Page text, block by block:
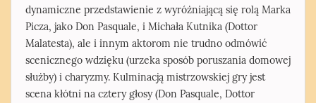
dynamiczne przedstawienie z wyróżniającą się rolą Marka
Picza, jako Don Pasquale, i Michała Kutnika (Dottor
Malatesta), ale i innym aktorom nie trudno odmówić
scenicznego wdzięku (urzeka sposób poruszania domowej
służby) i charyzmy. Kulminacją mistrzowskiej gry jest
scena kłótni na cztery głosy (Don Pasquale, Dottor